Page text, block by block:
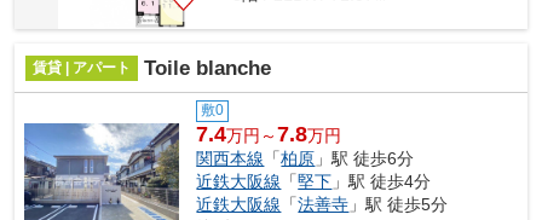
賃貸 | アパート Toile blanche
敷0
7.4万円～7.8万円
関西本線 「柏原 」駅 徒歩6分
近鉄大阪線 「堅下 」駅 徒歩4分
近鉄大阪線 「法善寺 」駅 徒歩5分